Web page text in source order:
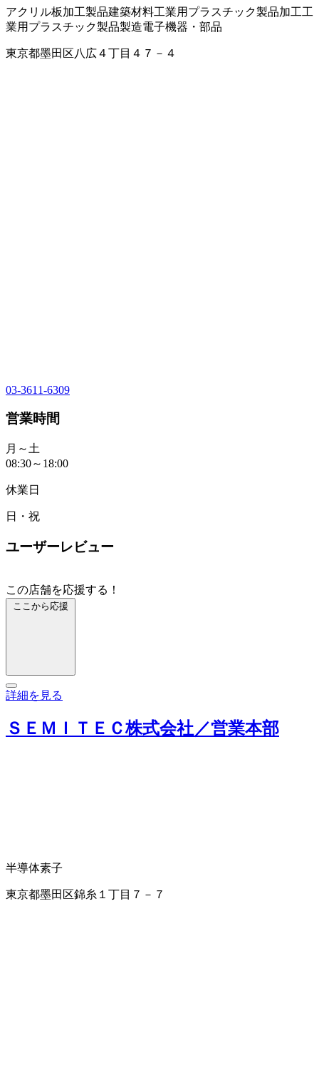
アクリル板加工製品建築材料工業用プラスチック製品加工工
業用プラスチック製品製造電子機器・部品
東京都墨田区八広４丁目４７－４
03-3611-6309
営業時間
月～土
08:30～18:00
休業日
日・祝
ユーザーレビュー
この店舗を応援する！
ここから応援
詳細を見る
ＳＥＭＩＴＥＣ株式会社／営業本部
半導体素子
東京都墨田区錦糸１丁目７－７